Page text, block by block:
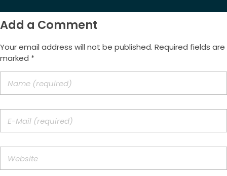
Add a Comment
Your email address will not be published. Required fields are
marked *